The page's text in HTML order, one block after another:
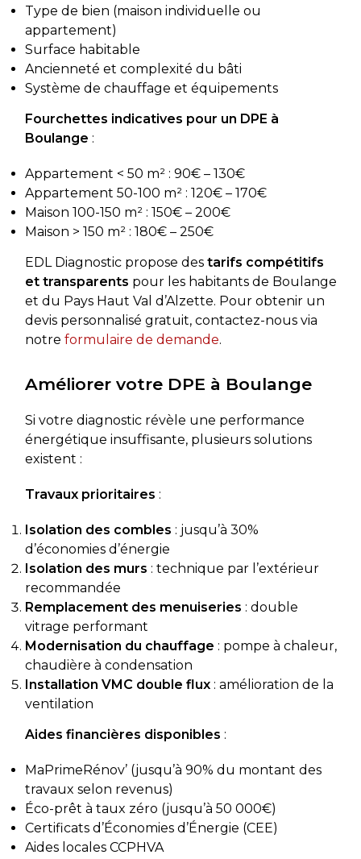
Type de bien (maison individuelle ou
appartement)
Surface habitable
Ancienneté et complexité du bâti
Système de chauffage et équipements
Fourchettes indicatives pour un DPE à
Boulange :
Appartement < 50 m² : 90€ – 130€
Appartement 50-100 m² : 120€ – 170€
Maison 100-150 m² : 150€ – 200€
Maison > 150 m² : 180€ – 250€
EDL Diagnostic propose des tarifs compétitifs
et transparents pour les habitants de Boulange
et du Pays Haut Val d’Alzette. Pour obtenir un
devis personnalisé gratuit, contactez-nous via
notre formulaire de demande.
Améliorer votre DPE à Boulange
Si votre diagnostic révèle une performance
énergétique insuffisante, plusieurs solutions
existent :
Travaux prioritaires :
Isolation des combles : jusqu’à 30%
d’économies d’énergie
Isolation des murs : technique par l’extérieur
recommandée
Remplacement des menuiseries : double
vitrage performant
Modernisation du chauffage : pompe à chaleur,
chaudière à condensation
Installation VMC double flux: amélioration de la
ventilation
Aides financières disponibles :
MaPrimeRénov’ (jusqu’à 90% du montant des
travaux selon revenus)
Éco-prêt à taux zéro (jusqu’à 50 000€)
Certificats d’Économies d’Énergie (CEE)
Aides locales CCPHVA